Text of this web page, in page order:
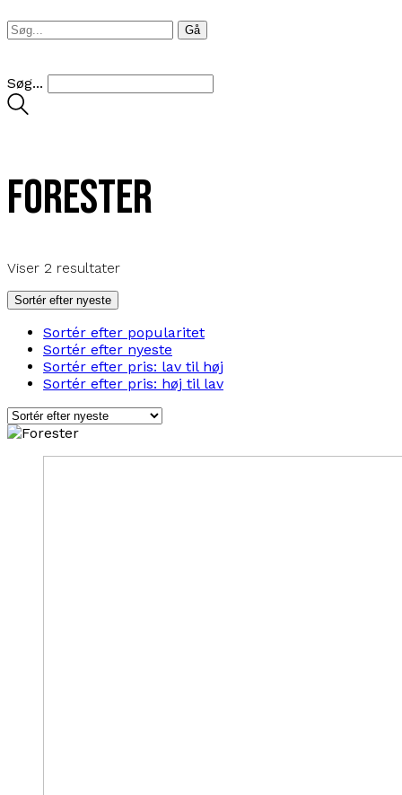
Søg...
Forester
Viser 2 resultaterSorteret
Sortér efter nyeste
Sortér efter popularitet
Sortér efter nyeste
Sortér efter pris: lav til høj
Sortér efter pris: høj til lav